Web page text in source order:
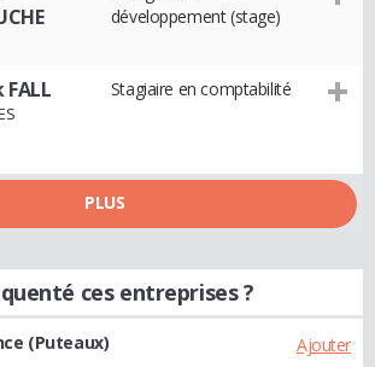
développement (stage)
Stagiaire en comptabilité
PLUS
ces entreprises ?
Ajouter
(Puteaux)